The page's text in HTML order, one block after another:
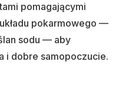
pomagającymi
pokarmowego —
sodu — aby
i dobre samopoczucie.